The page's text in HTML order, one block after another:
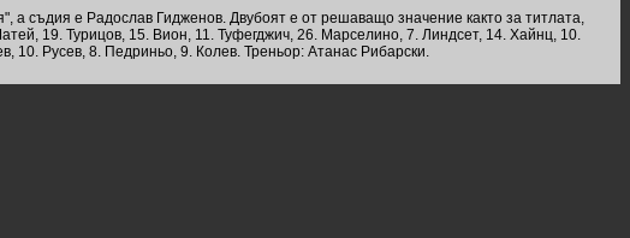
съдия е Радослав Гидженов. Двубоят е от решаващо значение както за титлата,
19. Турицов, 15. Вион, 11. Туфегджич, 26. Марселино, 7. Линдсет, 14. Хайнц, 10.
10. Русев, 8. Педриньо, 9. Колев. Треньор: Атанас Рибарски.